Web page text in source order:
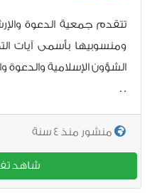
تتقدم جمعية الدعوة
ومنسوبيها بأسمى آيات
الشؤون الإسلامية والدعوة
. .
منشور منذ 4 سنة
شاهد